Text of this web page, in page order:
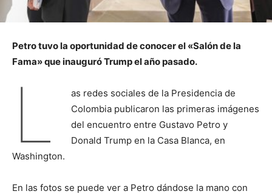
Petro tuvo la oportunidad de conocer el «Salón de la
Fama» que inauguró Trump el año pasado.
L
as redes sociales de la Presidencia de
Colombia publicaron las primeras imágenes
del encuentro entre Gustavo Petro y
Donald Trump en la Casa Blanca, en
Washington.
En las fotos se puede ver a Petro dándose la mano con